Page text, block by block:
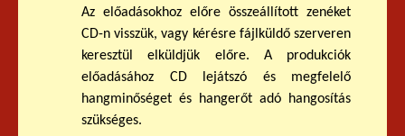
Az előadásokhoz előre összeállított zenéket
CD-n visszük, vagy kérésre fájlküldő szerveren
keresztül elküldjük előre. A produkciók
előadásához CD lejátszó és megfelelő
hangminőséget és hangerőt adó hangosítás
szükséges.